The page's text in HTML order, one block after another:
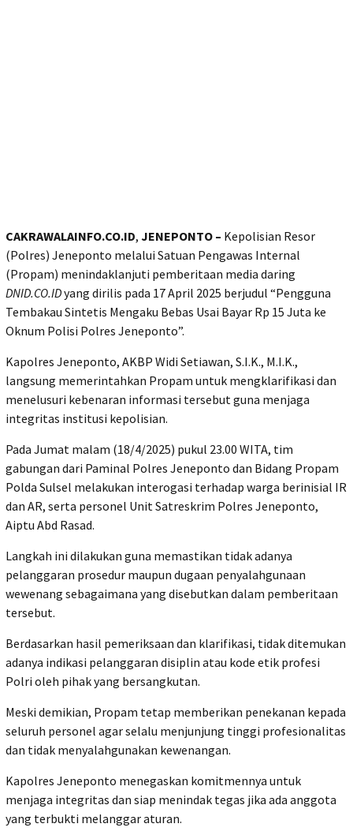
CAKRAWALAINFO.CO.ID, JENEPONTO – Kepolisian Resor
(Polres) Jeneponto melalui Satuan Pengawas Internal
(Propam) menindaklanjuti pemberitaan media daring
DNID.CO.IDyang dirilis pada 17 April 2025 berjudul “Pengguna
Tembakau Sintetis Mengaku Bebas Usai Bayar Rp 15 Juta ke
Oknum Polisi Polres Jeneponto”.
Kapolres Jeneponto, AKBP Widi Setiawan, S.I.K., M.I.K.,
langsung memerintahkan Propam untuk mengklarifikasi dan
menelusuri kebenaran informasi tersebut guna menjaga
integritas institusi kepolisian.
Pada Jumat malam (18/4/2025) pukul 23.00 WITA, tim
gabungan dari Paminal Polres Jeneponto dan Bidang Propam
Polda Sulsel melakukan interogasi terhadap warga berinisial IR
dan AR, serta personel Unit Satreskrim Polres Jeneponto,
Aiptu Abd Rasad.
Langkah ini dilakukan guna memastikan tidak adanya
pelanggaran prosedur maupun dugaan penyalahgunaan
wewenang sebagaimana yang disebutkan dalam pemberitaan
tersebut.
Berdasarkan hasil pemeriksaan dan klarifikasi, tidak ditemukan
adanya indikasi pelanggaran disiplin atau kode etik profesi
Polri oleh pihak yang bersangkutan.
Meski demikian, Propam tetap memberikan penekanan kepada
seluruh personel agar selalu menjunjung tinggi profesionalitas
dan tidak menyalahgunakan kewenangan.
Kapolres Jeneponto menegaskan komitmennya untuk
menjaga integritas dan siap menindak tegas jika ada anggota
yang terbukti melanggar aturan.